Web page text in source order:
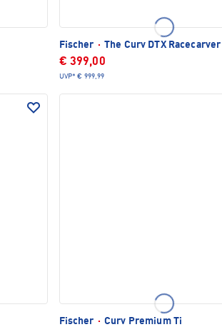
Fischer · The Curv DTX Racecarver
€ 399,00
UVP* € 999,99
Fischer · Curv Premium Ti